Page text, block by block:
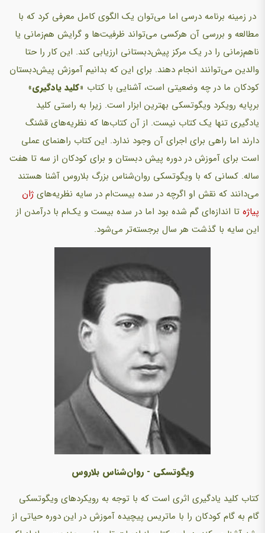
در زمینه برنامه درسی اما می‌توان یک الگوی کامل معرفی کرد که با
مطالعه و بررسی آن هرکسی می‌تواند ظرفیت‌ها و گرایش هم‌زمانی یا
ناهم‌زمانی را در یک مرکز پیش‌دبستانی ارزیابی کند. این کار را حتا
والدین می‌توانند انجام دهند. برای این که بدانیم آموزش پیش‌دبستان
کودکان ما در چه وضعیتی است، آشنایی با کتاب «کلید یادگیری»
برپایه رویکرد ویگوتسکی بهترین ابزار است. زیرا به راستی کلید
یادگیری تنها یک کتاب نیست. از آن کتاب‌ها که نظریه‌های قشنگ
دارند اما راهی برای اجرای آن وجود ندارد. این کتاب راهنمای عملی
است برای آموزش در دوره پیش دبستان و برای کودکان از سه تا هفت
ساله. کسانی که با ویگوتسکی روان‌شناس بزرگ بلاروس آشنا هستند
می‌دانند که نقش او اگرچه در سده بیست‌ام در سایه نظریه‌های ژان
پیاژه تا اندازه‌ای گم شده بود اما در سده بیست و یک‌ام با درآمدن از
این سایه با گذشت هر سال برجسته‌تر می‌شود.
ویگوتسکی - روان‌شناس بلاروس
کتاب کلید یادگیری اثری است که با توجه به رویکردهای ویگوتسکی
گام به گام کودکان را با ماتریس پیچیده آموزش در این دوره حیاتی از